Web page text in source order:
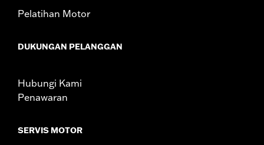
Pelatihan Motor
DUKUNGAN PELANGGAN
Hubungi Kami
Penawaran
SERVIS MOTOR